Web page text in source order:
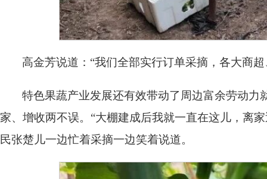
高金芳说道：“我们全部实行订单采摘，各大商
特色果蔬产业发展还有效带动了周边富余劳动
家、增收两不误。“大棚建成后我就一直在这儿，离
民张楚儿一边忙着采摘一边笑着说道。